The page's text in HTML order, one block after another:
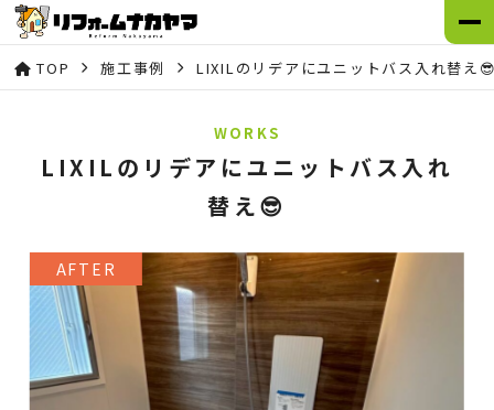
TOP 施工事例 LIXILのリデアにユニットバス入れ替え
WORKS
LIXILのリデアにユニットバス入れ
替え😎